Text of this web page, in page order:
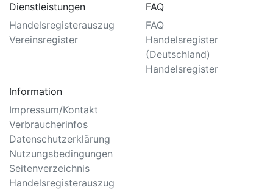
Dienstleistungen
Handelsregisterauszug
Vereinsregister
FAQ
FAQ
Handelsregister
(Deutschland)
Handelsregister
Information
Impressum/Kontakt
Verbraucherinfos
Datenschutzerklärung
Nutzungsbedingungen
Seitenverzeichnis
Handelsregisterauszug